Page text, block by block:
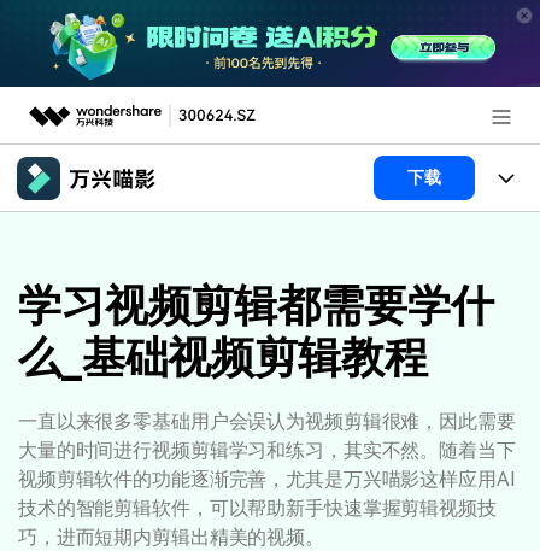
推荐产品
新闻中心
关于万兴
加入我们
帮助中心
下载
产品系统
产品功能
AI功能
视频/照片
AI 图生视频 NEW
AI 绘画
AI 视频续写 NEW
解决方案
专业创作人群
品牌合作故事
使用教程
文章资讯
其他
帮助中心
产品支持
学习视频剪辑都需要学什
么_基础视频剪辑教程
一直以来很多零基础用户会误认为视频剪辑很难，因此需要
大量的时间进行视频剪辑学习和练习，其实不然。随着当下
视频剪辑软件的功能逐渐完善，尤其是万兴喵影这样应用AI
技术的智能剪辑软件，可以帮助新手快速掌握剪辑视频技
巧，进而短期内剪辑出精美的视频。